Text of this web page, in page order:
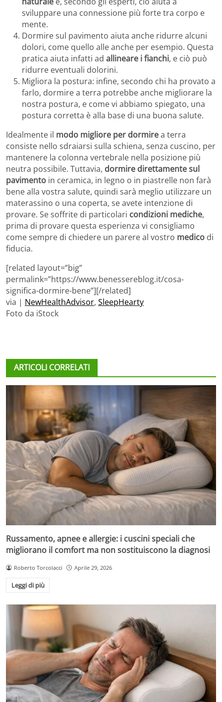
sviluppare una connessione più forte tra corpo e
mente.
Dormire sul pavimento aiuta anche ridurre alcuni
dolori, come quello alle anche per esempio. Questa
pratica aiuta infatti ad allineare i fianchi, e ciò può
ridurre eventuali dolorini.
Migliora la postura: infine, secondo chi ha provato a
farlo, dormire a terra potrebbe anche migliorare la
nostra postura, e come vi abbiamo spiegato, una
postura corretta è alla base di una buona salute.
Idealmente il modo migliore per dormirea terra
consiste nello sdraiarsi sulla schiena, senza cuscino, per
mantenere la colonna vertebrale nella posizione più
neutra possibile. Tuttavia, dormire direttamente sul
pavimento in ceramica, in legno o in piastrelle non farà
bene alla vostra salute, quindi sarà meglio utilizzare un
materassino o una coperta, se avete intenzione di
provare. Se soffrite di particolari condizioni mediche,
prima di provare questa esperienza vi consigliamo
come sempre di chiedere un parere al vostro medico di
fiducia.
[related layout=”big”
permalink=”https://www.benessereblog.it/cosa-
significa-dormire-bene”][/related]
via | NewHealthAdvisor, SleepHearty
Foto da iStock
ARTICOLI CORRELATI
Russamento, apnee e allergie: i cuscini speciali che
migliorano il comfort ma non sostituiscono la diagnosi
Roberto Torcolacci Aprile 29, 2026
Leggi di più